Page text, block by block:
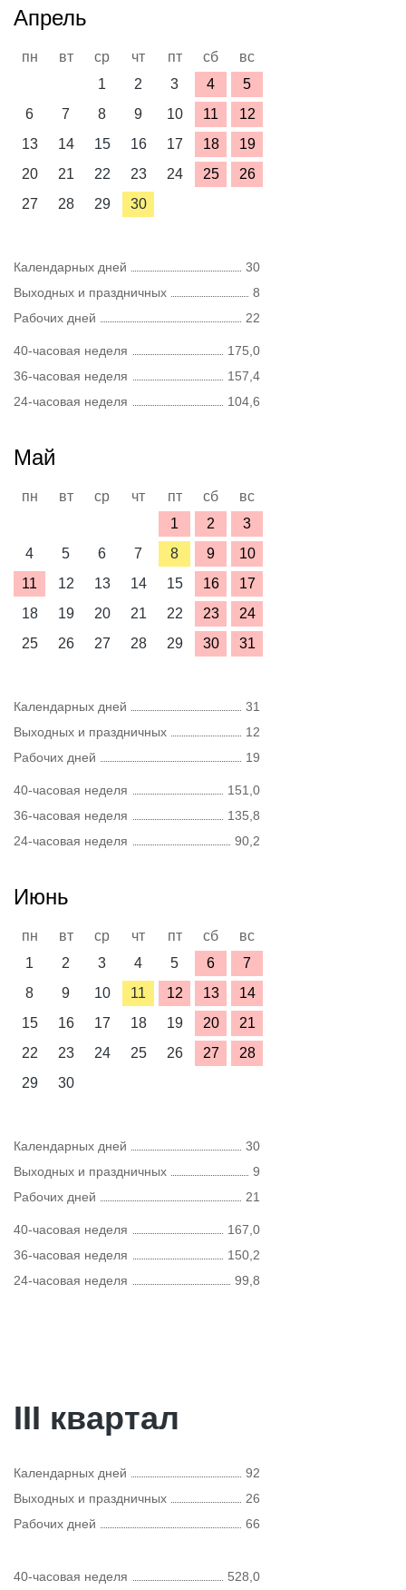
Апрель
пн вт ср чт пт сб
вс
1
2 3 4
5
6
7 8 9 10 11
12
13
14 15 16 17 18
19
20
21 22 23 24 25
26
27
28 29 30
Календарных дней
30
Выходных и праздничных
8
Рабочих дней
22
40-часовая неделя
175,0
36-часовая неделя
157,4
24-часовая неделя
104,6
Май
пн вт ср чт пт сб
вс
1
2
3
4
5 6 7 8 9
10
11
12 13 14 15 16
17
18
19 20 21 22 23
24
25
26 27 28 29 30 31
Календарных дней
31
Выходных и праздничных
12
Рабочих дней
19
40-часовая неделя
151,0
36-часовая неделя
135,8
24-часовая неделя
90,2
Июнь
пн вт ср чт пт сб
вс
1
2 3 4 5 6
7
8
9 10 11 12 13
14
15
16 17 18 19 20
21
22
23 24 25 26 27
28
29
30
Календарных дней
30
Выходных и праздничных
9
Рабочих дней
21
40-часовая неделя
167,0
36-часовая неделя
150,2
24-часовая неделя
99,8
III квартал
Календарных дней
92
Выходных и праздничных
26
Рабочих дней
66
40-часовая неделя 528,0